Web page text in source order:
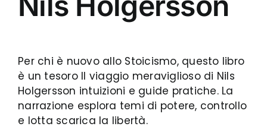
Per chi è nuovo allo Stoicismo, questo libro
è un tesoro Il viaggio meraviglioso di Nils
Holgersson intuizioni e guide pratiche. La
narrazione esplora temi di potere, controllo
e lotta scarica la libertà.